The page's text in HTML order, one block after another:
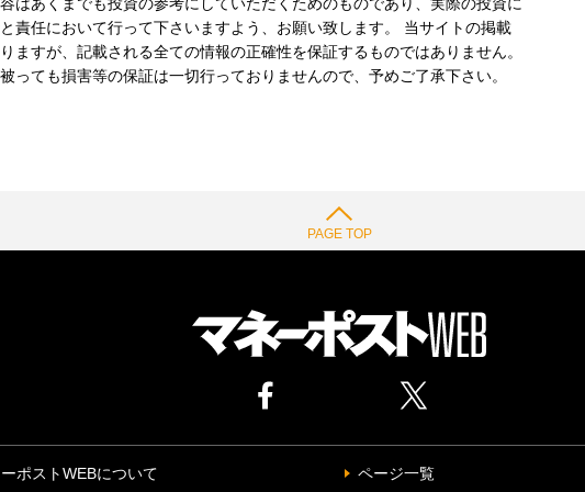
責任において行って下さいますよう、お願い致します。 当サイトの掲載
ますが、記載される全ての情報の正確性を保証するものではありません。
っても損害等の保証は一切行っておりませんので、予めご了承下さい。
PAGE TOP
ポストWEBについて ページ一覧